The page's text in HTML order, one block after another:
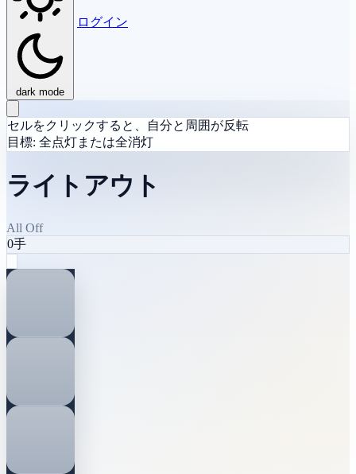
dark mode
ログイン
セルをクリックすると、自分と周囲が反転
目標: 全点灯または全消灯
ライトアウト
All Off
0手